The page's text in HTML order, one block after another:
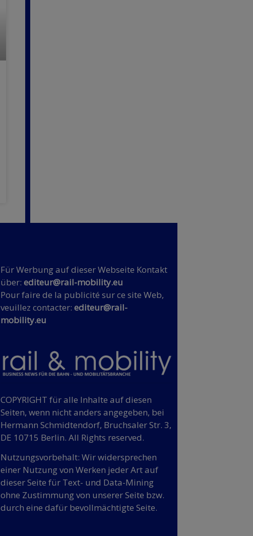
Für Werbung auf dieser Webseite Kontakt
über: editeur@rail-mobility.eu
Pour faire de la publicité sur ce site Web,
veuillez contacter: editeur@rail-
mobility.eu
COPYRIGHT für alle Inhalte auf diesen
Seiten, wenn nicht anders angegeben, bei
Hermann Schmidtendorf, Bruchsaler Str. 3,
DE 10715 Berlin. All Rights reserved.
Nutzungsvorbehalt: Wir widersprechen
einer Nutzung von Werken jeder Art auf
dieser Seite für Text- und Data-Mining
ohne Zustimmung von unserer Seite bzw.
durch eine dafür bevollmächtigte Seite.